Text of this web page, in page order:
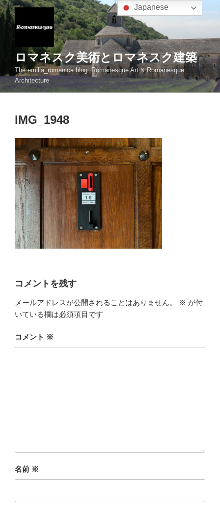
コ
ン
ス
キ
ロマネスク美術とロマネスク建築
The emilia_romanica blog: Romanesque Art & Romanesque
Architecture
IMG_1948
コメントを残す
メールアドレスが公開されることはありません。 ※ が付
いている欄は必須項目です
コメント ※
名前 ※
Japanese